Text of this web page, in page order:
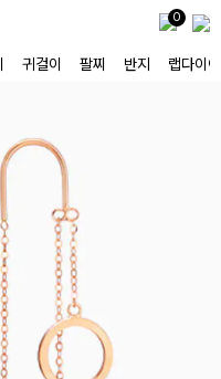
0
귀걸이 팔찌 반지 랩다이아